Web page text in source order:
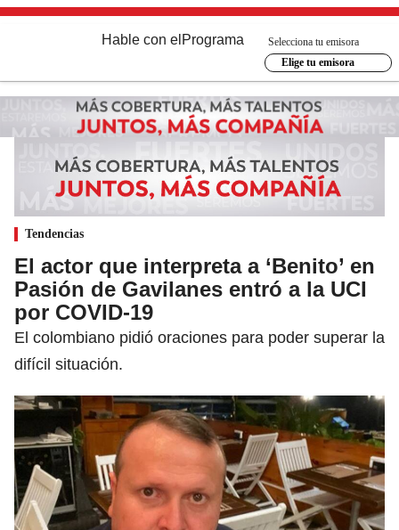
Hable con el Programa
Selecciona tu emisora
Elige tu emisora
Tendencias
El actor que interpreta a ‘Benito’ en
Pasión de Gavilanes entró a la UCI
por COVID-19
El colombiano pidió oraciones para poder superar la
difícil situación.